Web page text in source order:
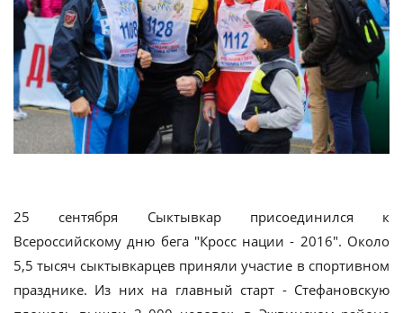
25 сентября Сыктывкар присоединился к
Всероссийскому дню бега "Кросс нации - 2016". Около
5,5 тысяч сыктывкарцев приняли участие в спортивном
празднике. Из них на главный старт - Стефановскую